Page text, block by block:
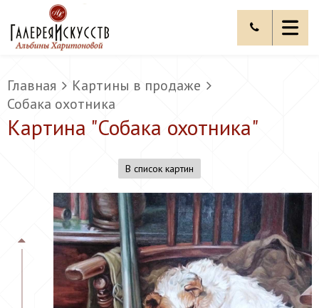
Главная
Картины в продаже
Собака охотника
Картина "Собака охотника"
В список картин